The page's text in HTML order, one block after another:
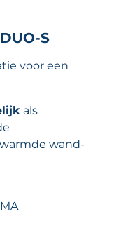
S
voor een
als
wand-